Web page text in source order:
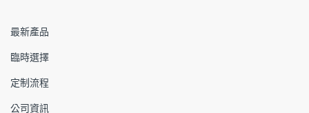
最新產品
臨時選擇
定制流程
公司資訊